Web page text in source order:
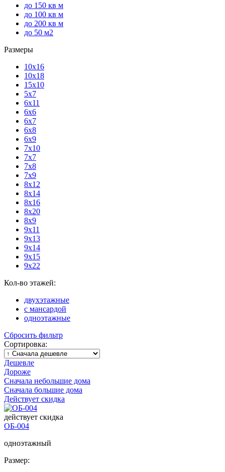
до 150 кв м
до 100 кв м
до 200 кв м
до 50 м2
Размеры
10х16
10х18
15х10
5х7
6х11
6х6
6х7
6х8
6х9
7х10
7х7
7х8
7х9
8х12
8х14
8х16
8х20
8х9
9х11
9х13
9х14
9х15
9х22
Кол-во этажей:
двухэтажные
с мансардой
одноэтажные
Сбросить фильтр
Сортировка:
Дешевле
Дороже
Сначала небольшие дома
Сначала большие дома
Действует скидка
действует скидка
ОБ-004
одноэтажный
Размер: